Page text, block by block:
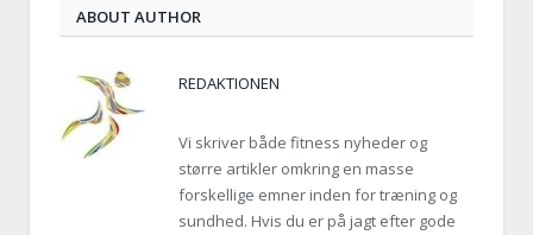
ABOUT AUTHOR
REDAKTIONEN
Vi skriver både fitness nyheder og
større artikler omkring en masse
forskellige emner inden for træning og
sundhed. Hvis du er på jagt efter gode